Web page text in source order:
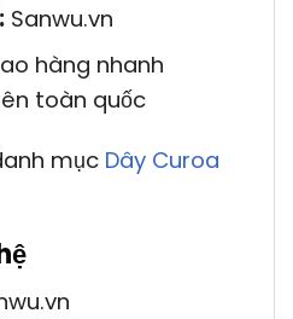
Sanwu.vn
hàng nhanh
toàn quốc
mục Dây Curoa